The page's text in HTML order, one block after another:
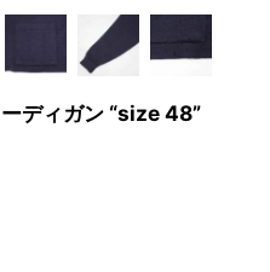
ディガン “size 48”